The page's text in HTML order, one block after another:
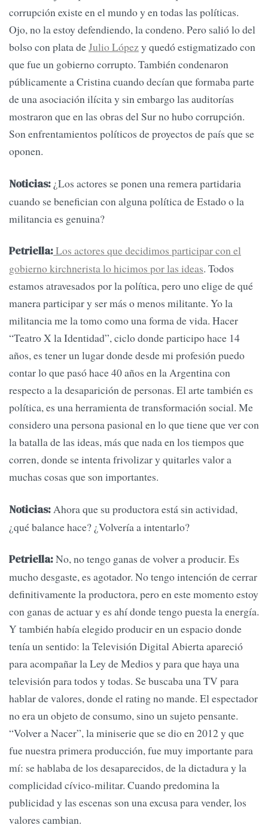
corrupción existe en el mundo y en todas las políticas.
Ojo, no la estoy defendiendo, la condeno. Pero salió lo del
bolso con plata deJulio Lópezy quedó estigmatizado con
que fue un gobierno corrupto. También condenaron
públicamente a Cristina cuando decían que formaba parte
de una asociación ilícita y sin embargo las auditorías
mostraron que en las obras del Sur no hubo corrupción.
Son enfrentamientos políticos de proyectos de país que se
oponen.
Noticias: ¿Los actores se ponen una remera partidaria
cuando se benefician con alguna política de Estado o la
militancia es genuina?
Petriella:Los actores que decidimos participar con el
gobierno kirchnerista lo hicimos por las ideas. Todos
estamos atravesados por la política, pero uno elige de qué
manera participar y ser más o menos militante. Yo la
militancia me la tomo como una forma de vida. Hacer
“Teatro X la Identidad”, ciclo donde participo hace 14
años, es tener un lugar donde desde mi profesión puedo
contar lo que pasó hace 40 años en la Argentina con
respecto a la desaparición de personas. El arte también es
política, es una herramienta de transformación social. Me
considero una persona pasional en lo que tiene que ver con
la batalla de las ideas, más que nada en los tiempos que
corren, donde se intenta frivolizar y quitarles valor a
muchas cosas que son importantes.
Noticias: Ahora que su productora está sin actividad,
¿qué balance hace? ¿Volvería a intentarlo?
Petriella:No, no tengo ganas de volver a producir. Es
mucho desgaste, es agotador. No tengo intención de cerrar
definitivamente la productora, pero en este momento estoy
con ganas de actuar y es ahí donde tengo puesta la energía.
Y también había elegido producir en un espacio donde
tenía un sentido: la Televisión Digital Abierta apareció
para acompañar la Ley de Medios y para que haya una
televisión para todos y todas. Se buscaba una TV para
hablar de valores, donde el rating no mande. El espectador
no era un objeto de consumo, sino un sujeto pensante.
“Volver a Nacer”, la miniserie que se dio en 2012 y que
fue nuestra primera producción, fue muy importante para
mí: se hablaba de los desaparecidos, de la dictadura y la
complicidad cívico-militar. Cuando predomina la
publicidad y las escenas son una excusa para vender, los
valores cambian.